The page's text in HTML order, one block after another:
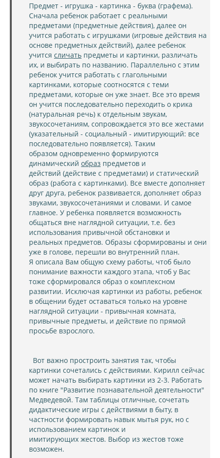
Предмет - игрушка - картинка - буква (графема).
Сначала ребенок работает с реальными
предметами (предметные действия), далее он
учится работать с игрушками (игровые действия на
основе предметных действий), далее ребенок
учится сличать предметы и картинки, различать
их, и выбирать по названию. Параллельно с этим
ребенок учится работать с глагольными
картинками, которые соотносятся с теми
предметами, которые он уже знает. Все это время
он учится последовательно переходить о крика
(натуральная речь) к отдельным звукам,
звукосочетаниям, сопровождается это все жестами
(указательный - социальный - имитирующий: все
последовательно появляется). Таким
образом одновременно формируются
динамический образ предметов и
действий (действие с предметами) и статический
образ (работа с картинками). Все вместе дополняет
друг друга, ребенок развивается, дополняет образ
звуками, звукосочетаниями и словами. И самое
главное. У ребенка появляется возможность
общаться вне наглядной ситуации, т.е. без
использования привычной обстановки и
реальных предметов. Образы сформированы и они
уже в голове, перешли во внутренний план.
Я описала Вам общую схему работы, чтоб было
понимание важности каждого этапа, чтоб у Вас
тоже сформировался образ о комплексном
развитии. Исключая картинки из работы, ребенок
в общении будет оставаться только на уровне
наглядной ситуации - привычная комната,
привычные предметы, и действие по прямой
просьбе взрослого.
Вот важно простроить занятия так, чтобы
картинки сочетались с действиями. Кирилл сейчас
может начать выбирать картинки из 2-3. Работать
по книге "Развитие познавательной деятельности"
Медведевой. Там таблицы отличные, сочетать
дидактические игры с действиями в быту, в
частности формировать навык мытья рук, но с
использованием картинок и
имитирующих жестов. Выбор из жестов тоже
возможен.